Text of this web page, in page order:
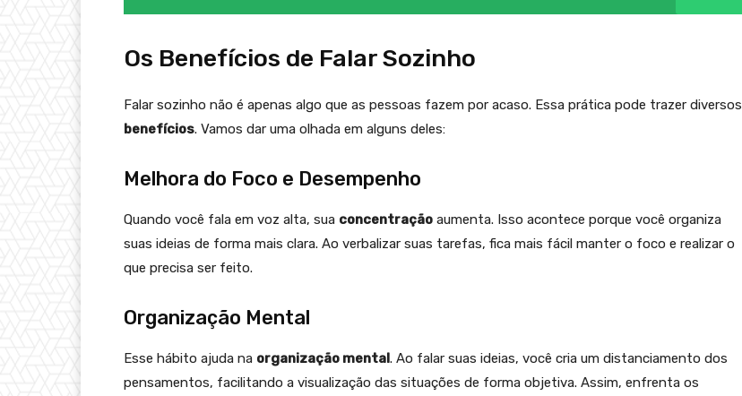
Os Benefícios de Falar Sozinho
Falar sozinho não é apenas algo que as pessoas fazem por acaso. Essa prática pode trazer diversos
benefícios. Vamos dar uma olhada em alguns deles:
Melhora do Foco e Desempenho
Quando você fala em voz alta, sua concentração aumenta. Isso acontece porque você organiza
suas ideias de forma mais clara. Ao verbalizar suas tarefas, fica mais fácil manter o foco e realizar o
que precisa ser feito.
Organização Mental
Esse hábito ajuda na organização mental. Ao falar suas ideias, você cria um distanciamento dos
pensamentos, facilitando a visualização das situações de forma objetiva. Assim, enfrenta os